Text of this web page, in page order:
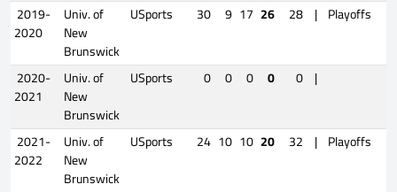
2019-
2020
Univ. of
New
Brunswick
USports 30 9 17 26 28 | Playoffs
2020-
2021
Univ. of
New
Brunswick
USports 0 0 0 0 0 |
2021-
2022
Univ. of
New
Brunswick
USports 24 10 10 20 32 | Playoffs